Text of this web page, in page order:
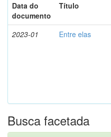
Data do
documento
Título
2023-01 Entre elas
Busca facetada